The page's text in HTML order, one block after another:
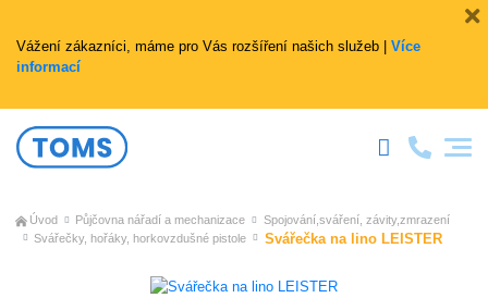
Vážení zákazníci, máme pro Vás rozšíření našich služeb | Více
informací
Úvod Půjčovna nářadí a mechanizace
Spojování,sváření, závity,zmrazení
Svářečky, hořáky, horkovzdušné pistole
Svářečka na lino LEISTER